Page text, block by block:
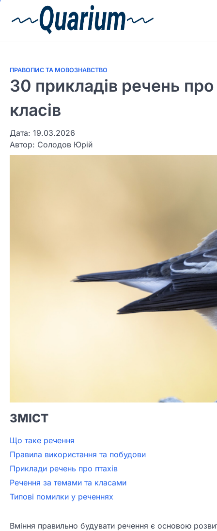
ПРАВОПИС ТА МОВОЗНАВСТВО
30 прикладів речень
класів
Дата: 19.03.2026
Автор: Солодов Юрій
ЗМІСТ
Що таке речення
Правила використання та побудови
Приклади речень про птахів
Речення за темами та класами
Типові помилки у реченнях
Вміння правильно будувати речення є основою